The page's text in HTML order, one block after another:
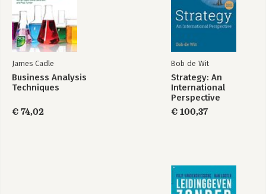
James Cadle
Business Analysis
Techniques
€ 74,02
Bob de Wit
Strategy: An
International
Perspective
€ 100,37